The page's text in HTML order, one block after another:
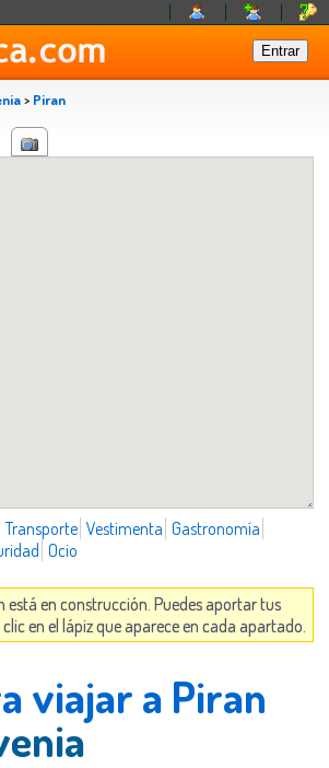
> Piran
Transporte Vestimenta Gastronomía
Ocio
está en construcción. Puedes aportar tus
en el lápiz que aparece en cada apartado.
viajar a Piran